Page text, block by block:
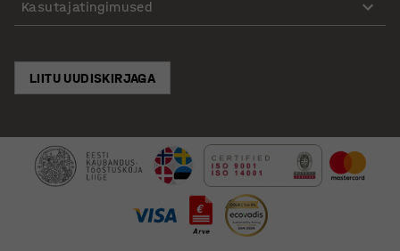
Kasutajatingimused
LIITU UUDISKIRJAGA